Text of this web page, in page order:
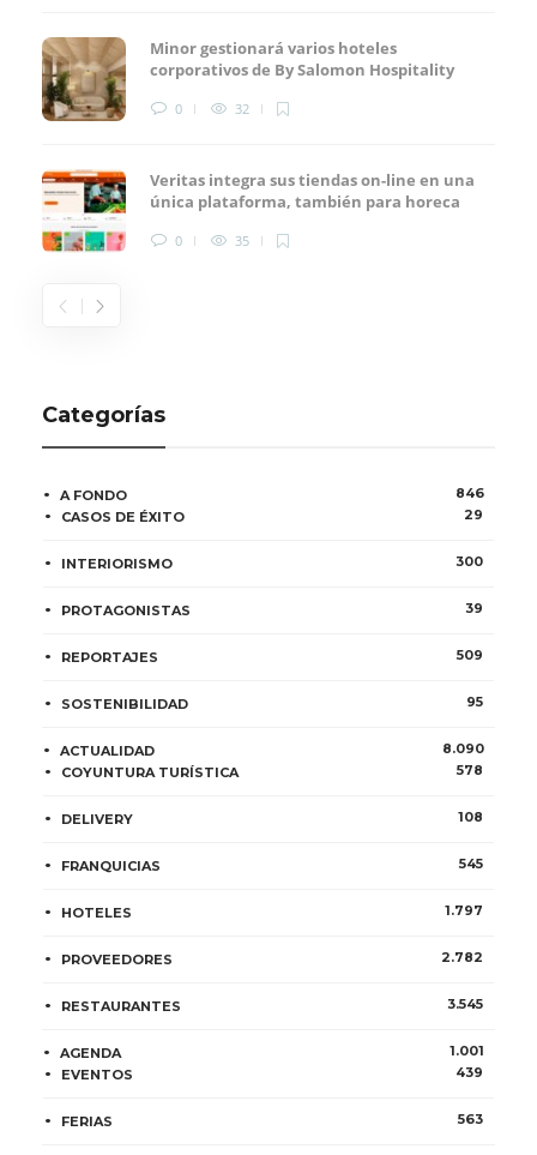
Minor gestionará varios hoteles
corporativos de By Salomon Hospitality
0 32
Veritas integra sus tiendas on-line en una
única plataforma, también para horeca
0 35
Categorías
A FONDO
846
CASOS DE ÉXITO
29
INTERIORISMO 300
PROTAGONISTAS 39
REPORTAJES 509
SOSTENIBILIDAD 95
ACTUALIDAD
8.090
COYUNTURA TURÍSTICA
578
DELIVERY 108
FRANQUICIAS 545
HOTELES 1.797
PROVEEDORES 2.782
RESTAURANTES 3.545
AGENDA
1.001
EVENTOS
439
FERIAS 563